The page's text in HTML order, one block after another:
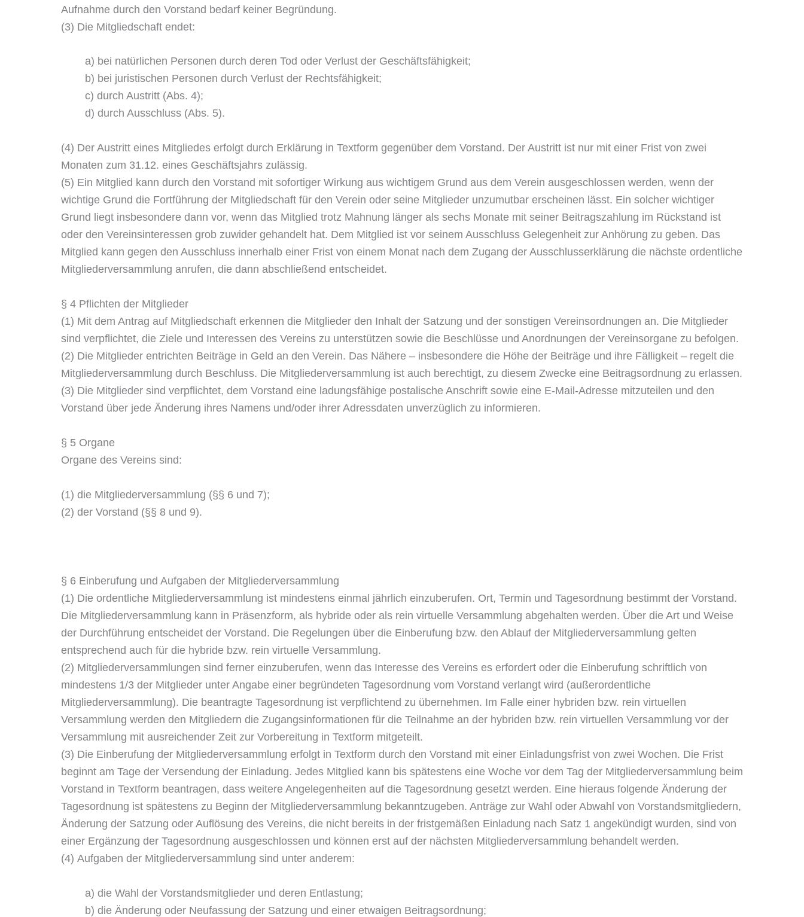
Aufnahme durch den Vorstand bedarf keiner Begründung.
(3) Die Mitgliedschaft endet:
a) bei natürlichen Personen durch deren Tod oder Verlust der Geschäftsfähigkeit;
b) bei juristischen Personen durch Verlust der Rechtsfähigkeit;
c) durch Austritt (Abs. 4);
d) durch Ausschluss (Abs. 5).
(4) Der Austritt eines Mitgliedes erfolgt durch Erklärung in Textform gegenüber dem Vorstand. Der Austritt ist nur mit einer Frist von zwei
Monaten zum 31.12. eines Geschäftsjahrs zulässig.
(5) Ein Mitglied kann durch den Vorstand mit sofortiger Wirkung aus wichtigem Grund aus dem Verein ausgeschlossen werden, wenn der
wichtige Grund die Fortführung der Mitgliedschaft für den Verein oder seine Mitglieder unzumutbar erscheinen lässt. Ein solcher wichtiger
Grund liegt insbesondere dann vor, wenn das Mitglied trotz Mahnung länger als sechs Monate mit seiner Beitragszahlung im Rückstand ist
oder den Vereinsinteressen grob zuwider gehandelt hat. Dem Mitglied ist vor seinem Ausschluss Gelegenheit zur Anhörung zu geben. Das
Mitglied kann gegen den Ausschluss innerhalb einer Frist von einem Monat nach dem Zugang der Ausschlusserklärung die nächste ordentliche
Mitgliederversammlung anrufen, die dann abschließend entscheidet.
§ 4 Pflichten der Mitglieder
(1) Mit dem Antrag auf Mitgliedschaft erkennen die Mitglieder den Inhalt der Satzung und der sonstigen Vereinsordnungen an. Die Mitglieder
sind verpflichtet, die Ziele und Interessen des Vereins zu unterstützen sowie die Beschlüsse und Anordnungen der Vereinsorgane zu befolgen.
(2) Die Mitglieder entrichten Beiträge in Geld an den Verein. Das Nähere – insbesondere die Höhe der Beiträge und ihre Fälligkeit – regelt die
Mitgliederversammlung durch Beschluss. Die Mitgliederversammlung ist auch berechtigt, zu diesem Zwecke eine Beitragsordnung zu erlassen.
(3) Die Mitglieder sind verpflichtet, dem Vorstand eine ladungsfähige postalische Anschrift sowie eine E-Mail-Adresse mitzuteilen und den
Vorstand über jede Änderung ihres Namens und/oder ihrer Adressdaten unverzüglich zu informieren.
§ 5 Organe
Organe des Vereins sind:
(1) die Mitgliederversammlung (§§ 6 und 7);
(2) der Vorstand (§§ 8 und 9).
§ 6 Einberufung und Aufgaben der Mitgliederversammlung
(1) Die ordentliche Mitgliederversammlung ist mindestens einmal jährlich einzuberufen. Ort, Termin und Tagesordnung bestimmt der Vorstand.
Die Mitgliederversammlung kann in Präsenzform, als hybride oder als rein virtuelle Versammlung abgehalten werden. Über die Art und Weise
der Durchführung entscheidet der Vorstand. Die Regelungen über die Einberufung bzw. den Ablauf der Mitgliederversammlung gelten
entsprechend auch für die hybride bzw. rein virtuelle Versammlung.
(2) Mitgliederversammlungen sind ferner einzuberufen, wenn das Interesse des Vereins es erfordert oder die Einberufung schriftlich von
mindestens 1/3 der Mitglieder unter Angabe einer begründeten Tagesordnung vom Vorstand verlangt wird (außerordentliche
Mitgliederversammlung). Die beantragte Tagesordnung ist verpflichtend zu übernehmen. Im Falle einer hybriden bzw. rein virtuellen
Versammlung werden den Mitgliedern die Zugangsinformationen für die Teilnahme an der hybriden bzw. rein virtuellen Versammlung vor der
Versammlung mit ausreichender Zeit zur Vorbereitung in Textform mitgeteilt.
(3) Die Einberufung der Mitgliederversammlung erfolgt in Textform durch den Vorstand mit einer Einladungsfrist von zwei Wochen. Die Frist
beginnt am Tage der Versendung der Einladung. Jedes Mitglied kann bis spätestens eine Woche vor dem Tag der Mitgliederversammlung beim
Vorstand in Textform beantragen, dass weitere Angelegenheiten auf die Tagesordnung gesetzt werden. Eine hieraus folgende Änderung der
Tagesordnung ist spätestens zu Beginn der Mitgliederversammlung bekanntzugeben. Anträge zur Wahl oder Abwahl von Vorstandsmitgliedern,
Änderung der Satzung oder Auflösung des Vereins, die nicht bereits in der fristgemäßen Einladung nach Satz 1 angekündigt wurden, sind von
einer Ergänzung der Tagesordnung ausgeschlossen und können erst auf der nächsten Mitgliederversammlung behandelt werden.
(4) Aufgaben der Mitgliederversammlung sind unter anderem:
a) die Wahl der Vorstandsmitglieder und deren Entlastung;
b) die Änderung oder Neufassung der Satzung und einer etwaigen Beitragsordnung;